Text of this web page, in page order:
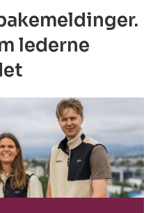
lederne